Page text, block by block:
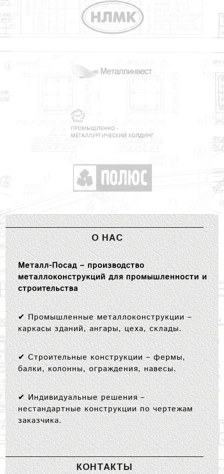
О НАС
Металл-Посад – производство
металлоконструкций для промышленности и
строительства
✔Промышленные металлоконструкции–
каркасы зданий, ангары, цеха, склады.
✔Строительные конструкции– фермы,
балки, колонны, ограждения, навесы.
✔Индивидуальные решения–
нестандартные конструкции по чертежам
заказчика.
КОНТАКТЫ